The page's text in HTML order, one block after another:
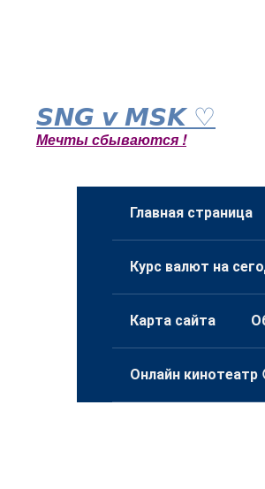
контенту𝙎𝙉𝙂 𝙫 𝙈𝙎𝙆 ♡
Мечты сбываются !
Главная страница
Курс валют на
Карта сайта
Онлайн кинотеатр